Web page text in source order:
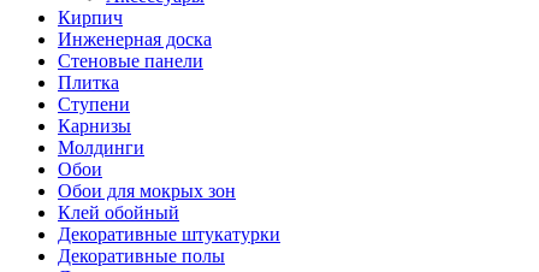
Кирпич
Инженерная доска
Стеновые панели
Плитка
Ступени
Карнизы
Молдинги
Обои
Обои для мокрых зон
Клей обойный
Декоративные штукатурки
Декоративные полы